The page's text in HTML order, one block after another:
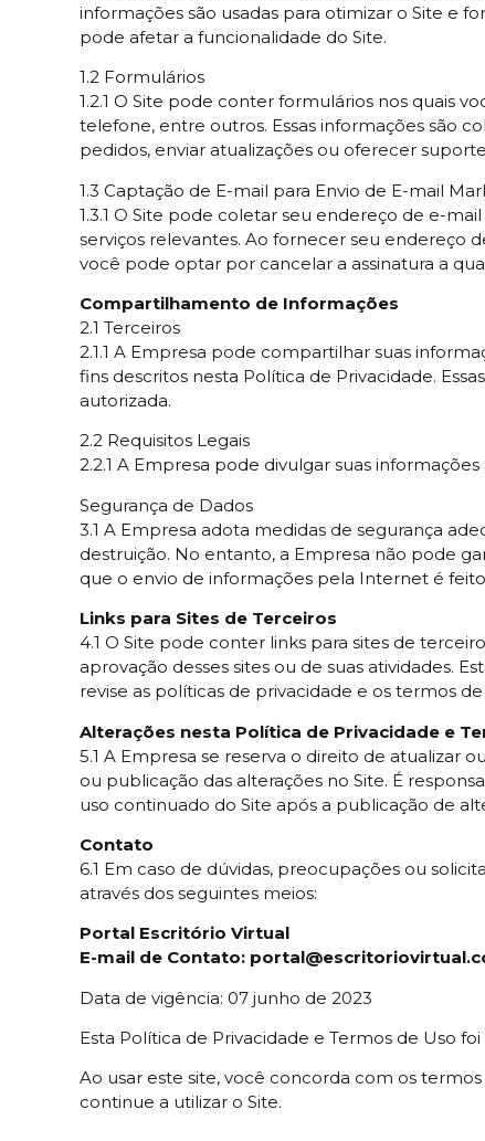
informações são usadas para otimizar o Site e
pode afetar a funcionalidade do Site.
1.2 Formulários
1.2.1 O Site pode conter formulários nos quais
telefone, entre outros. Essas informações são
pedidos, enviar atualizações ou oferecer
1.3 Captação de E-mail para Envio de E-mail
1.3.1 O Site pode coletar seu endereço de e-
serviços relevantes. Ao fornecer seu endereço
você pode optar por cancelar a assinatura a
Compartilhamento de Informações
2.1 Terceiros
2.1.1 A Empresa pode compartilhar suas
fins descritos nesta Política de Privacidade.
autorizada.
2.2 Requisitos Legais
2.2.1 A Empresa pode divulgar suas
Segurança de Dados
3.1 A Empresa adota medidas de segurança
destruição. No entanto, a Empresa não pode
que o envio de informações pela Internet é
Links para Sites de Terceiros
4.1 O Site pode conter links para sites de
aprovação desses sites ou de suas atividades.
revise as políticas de privacidade e os termos
Alterações nesta Política de Privacidade e
5.1 A Empresa se reserva o direito de atualizar
ou publicação das alterações no Site. É
uso continuado do Site após a publicação de
Contato
6.1 Em caso de dúvidas, preocupações ou
através dos seguintes meios:
Portal Escritório Virtual
E-mail de Contato:
Data de vigência: 07 junho de 2023
Esta Política de Privacidade e Termos de Uso
Ao usar este site, você concorda com os
continue a utilizar o Site.